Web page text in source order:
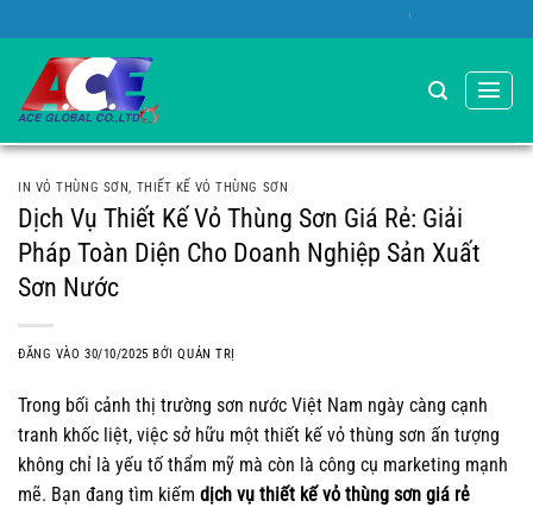
qua
dung
Chào mừng bạn đến với Vỏ
IN VỎ THÙNG SƠN, THIẾT KẾ VỎ THÙNG SƠN
Dịch Vụ Thiết Kế Vỏ Thùng Sơn Giá Rẻ: Giải
Pháp Toàn Diện Cho Doanh Nghiệp Sản Xuất
Sơn Nước
ĐĂNG VÀO30/10/2025 BỞIQUẢN TRỊ
Trong bối cảnh thị trường sơn nước Việt Nam ngày càng cạnh
tranh khốc liệt, việc sở hữu một thiết kế vỏ thùng sơn ấn tượng
không chỉ là yếu tố thẩm mỹ mà còn là công cụ marketing mạnh
mẽ. Bạn đang tìm kiếm dịch vụ thiết kế vỏ thùng sơn giá rẻ